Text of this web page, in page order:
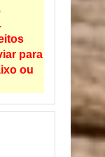
para
ou